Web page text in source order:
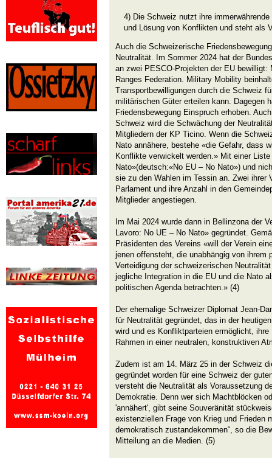
4) Die Schweiz nutzt ihre
und Lösung von Konflikten und steht als
Auch die Schweizerische
Neutralität. Im Sommer 2024 hat der
an zwei PESCO-Projekten der EU bewilligt:
Ranges Federation. Military Mobility
Transportbewilligungen durch die Schweiz
militärischen Güter erteilen kann. Dagegen
Friedensbewegung Einspruch erhoben.
Schweiz wird die Schwächung der
Mitgliedern der KP Ticino. Wenn die
Nato annähere, bestehe «die Gefahr, dass
Konflikte verwickelt werden.» Mit einer
Nato»(deutsch:«No EU – No Nato») und
sie zu den Wahlen im Tessin an. Zwei ihrer
Parlament und ihre Anzahl in den
Mitglieder angestiegen.
Im Mai 2024 wurde dann in Bellinzona der
Lavoro: No UE – No Nato» gegründet.
Präsidenten des Vereins «will der Verein
jenen offensteht, die unabhängig von ihrem
Verteidigung der schweizerischen
jegliche Integration in die EU und die Nato
politischen Agenda betrachten.» (4)
Der ehemalige Schweizer Diplomat Jean-
für Neutralität gegründet, das in der
wird und es Konfliktparteien ermöglicht,
Rahmen in einer neutralen, konstruktiven
Zudem ist am 14. März 25 in der Schweiz
gegründet worden für eine Schweiz der
versteht die Neutralität als Voraussetzung
Demokratie. Denn wer sich Machtblöcken
'annähert', gibt seine Souveränität
existenziellen Frage von Krieg und Frieden
demokratisch zustandekommen“, so die
Mitteilung an die Medien. (5)